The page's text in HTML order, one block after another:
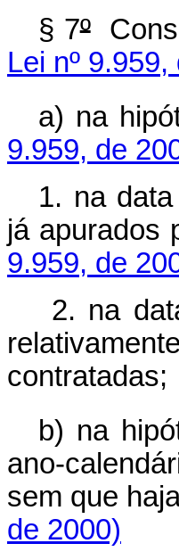
§ 7º
Lei nº 9.959,
a) na
9.959, de
1. na
já
9.959, de
2. na
b) na
ano-
sem que
de 2000)